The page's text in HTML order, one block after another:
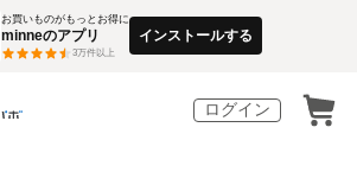
お買いものがもっとお得に
minneのアプリ
3万件以上
インストールする
ログイン